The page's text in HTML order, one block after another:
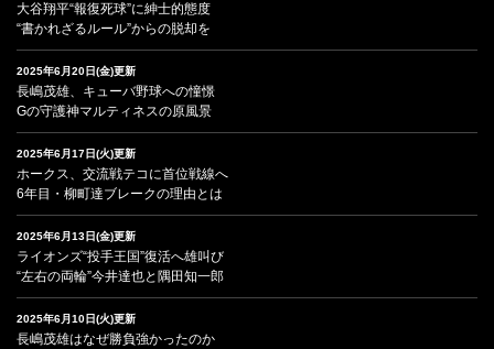
大谷翔平“報復死球”に紳士的態度
“書かれざるルール”からの脱却を
2025年6月20日(金)更新
長嶋茂雄、キューバ野球への憧憬
Gの守護神マルティネスの原風景
2025年6月17日(火)更新
ホークス、交流戦テコに首位戦線へ
6年目・柳町達ブレークの理由とは
2025年6月13日(金)更新
ライオンズ“投手王国”復活へ雄叫び
“左右の両輪”今井達也と隅田知一郎
2025年6月10日(火)更新
長嶋茂雄はなぜ勝負強かったのか